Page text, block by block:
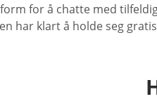
for å chatte med
har klart å holde seg